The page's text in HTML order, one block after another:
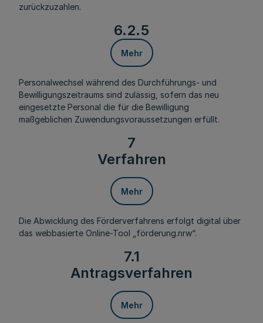
zurückzuzahlen.
6.2.5
Mehr
Personalwechsel während des Durchführungs- und
Bewilligungszeitraums sind zulässig, sofern das neu
eingesetzte Personal die für die Bewilligung
maßgeblichen Zuwendungsvoraussetzungen erfüllt.
7
Verfahren
Mehr
Die Abwicklung des Förderverfahrens erfolgt digital über
das webbasierte Online-Tool „förderung.nrw“.
7.1
Antragsverfahren
Mehr